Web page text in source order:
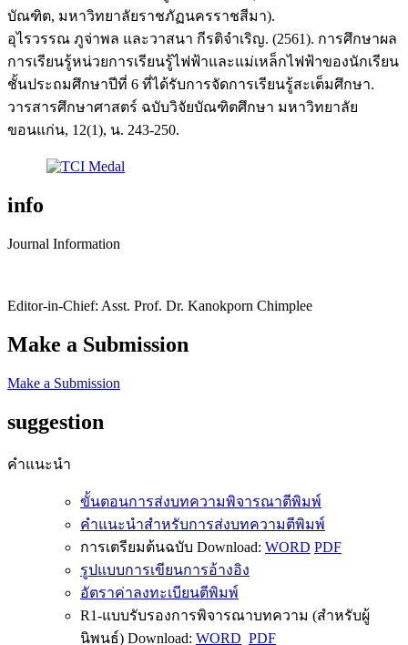
บัณฑิต, มหาวิทยาลัยราชภัฏนครราชสีมา).
อุไรวรรณ ภูจ่าพล และวาสนา กีรติจำเริญ. (2561). การศึกษาผล
การเรียนรู้หน่วยการเรียนรู้ไฟฟ้าและแม่เหล็กไฟฟ้าของนักเรียน
ชั้นประถมศึกษาปีที่ 6 ที่ได้รับการจัดการเรียนรู้สะเต็มศึกษา.
วารสารศึกษาศาสตร์ ฉบับวิจัยบัณฑิตศึกษา มหาวิทยาลัย
ขอนแก่น, 12(1), น. 243-250.
info
Journal Information
Editor-in-Chief: Asst. Prof. Dr. Kanokporn Chimplee
Make a Submission
Make a Submission
suggestion
คำแนะนำ
ขั้นตอนการส่งบทความพิจารณาตีพิมพ์
คำแนะนำสำหรับการส่งบทความตีพิมพ์
การเตรียมต้นฉบับ Download: WORD PDF
รูปแบบการเขียนการอ้างอิง
อัตราค่าลงทะเบียนตีพิมพ์
R1-แบบรับรองการพิจารณาบทความ (สำหรับผู้
นิพนธ์) Download: WORD PDF